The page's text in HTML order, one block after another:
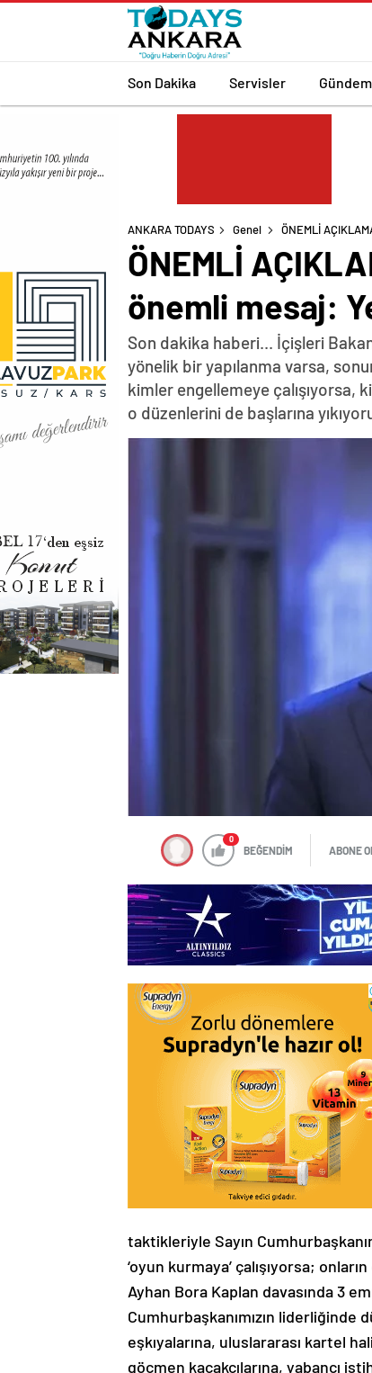
Son Dakika Servisler Gündem
ANKARA TODAYS Genel ÖNEMLİ
ÖNEMLİ
önemli mesaj:
Son dakika haberi... İçişleri
yönelik bir yapılanma varsa,
kimler engellemeye çalışıyorsa,
o düzenlerini de başlarına
0
BEĞENDİM ABONE
taktikleriyle Sayın
‘oyun kurmaya’ çalışıyorsa;
Ayhan Bora Kaplan davasında 3
Cumhurbaşkanımızın
eşkıyalarına, uluslararası kartel
göçmen kaçakçılarına, yabancı